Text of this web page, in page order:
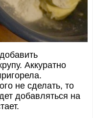
Аккуратно
не сделать, то
добавляться на